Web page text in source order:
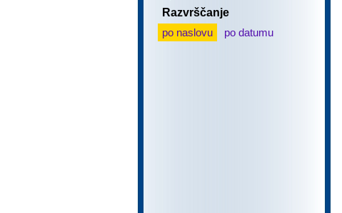
Razvrščanje
po naslovu
po datumu